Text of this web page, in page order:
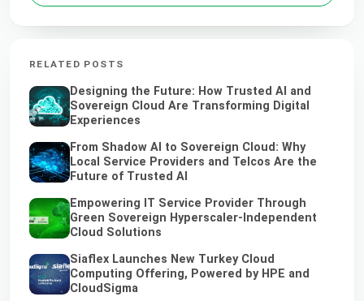
RELATED POSTS
Designing the Future: How Trusted AI and
Sovereign Cloud Are Transforming Digital
Experiences
From Shadow AI to Sovereign Cloud: Why
Local Service Providers and Telcos Are the
Future of Trusted AI
Empowering IT Service Provider Through
Green Sovereign Hyperscaler-Independent
Cloud Solutions
Siaflex Launches New Turkey Cloud
Computing Offering, Powered by HPE and
CloudSigma